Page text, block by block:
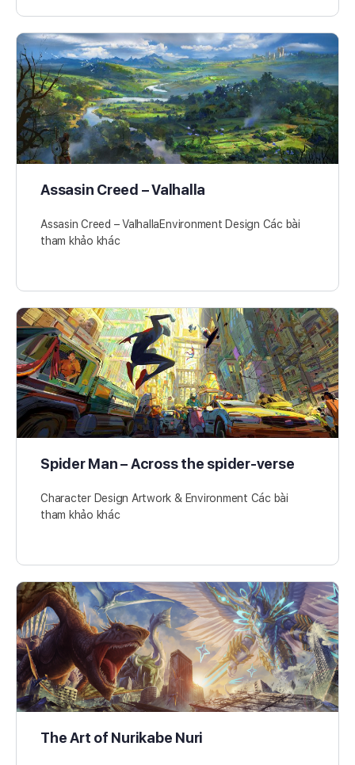
Assasin Creed – Valhalla
Assasin Creed – ValhallaEnvironment Design Các bài
tham khảo khác
Spider Man – Across the spider-verse
Character Design Artwork & Environment Các bài
tham khảo khác
The Art of Nurikabe Nuri